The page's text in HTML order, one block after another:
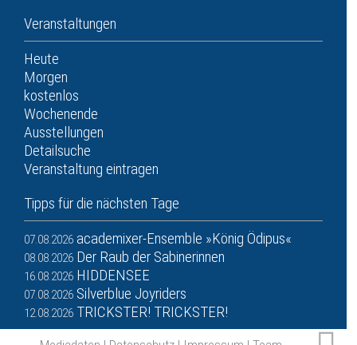
Veranstaltungen
Heute
Morgen
kostenlos
Wochenende
Ausstellungen
Detailsuche
Veranstaltung eintragen
Tipps für die nächsten Tage
07.08.2026 academixer-Ensemble »König Ödipus«
08.08.2026 Der Raub der Sabinerinnen
16.08.2026 HIDDENSEE
07.08.2026 Silverblue Joyriders
12.08.2026 TRICKSTER! TRICKSTER!